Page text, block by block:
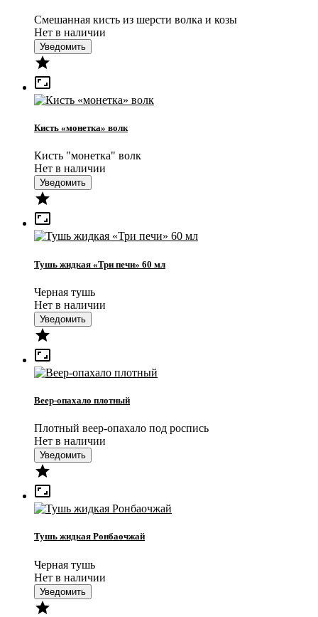
Смешанная кисть из шерсти волка и козы
Нет в наличии
Уведомить


Кисть «монетка» волк
Кисть "монетка" волк
Нет в наличии
Уведомить


Тушь жидкая «Три печи» 60 мл
Черная тушь
Нет в наличии
Уведомить


Веер-опахало плотный
Плотный веер-опахало под роспись
Нет в наличии
Уведомить


Тушь жидкая Ронбаочжай
Черная тушь
Нет в наличии
Уведомить
